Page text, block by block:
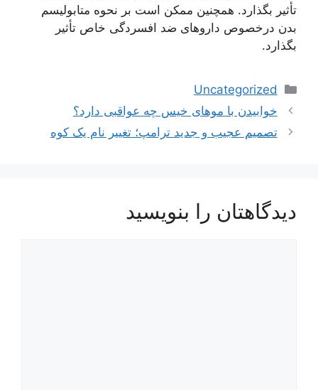
تأثیر بگذارد. همچنین ممکن است بر نحوه متابولیسم
بدن درخصوص دارو‌های ضد افسردگی خاص تأثیر
بگذارد.
دسته‌ها
Uncategorized
خوابیدن با موهای خیس چه عواقبی دارد؟
تصمیم عجیب و جدید ترامپ؛ تغییر نام یک کوه
دیدگاهتان را بنویسید